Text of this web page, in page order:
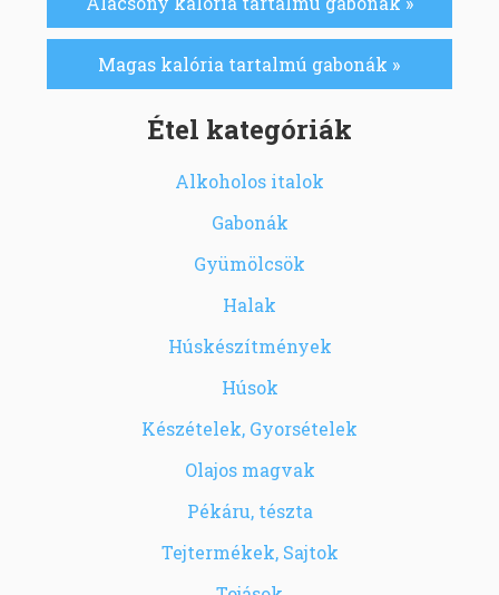
Magas kalória tartalmú gabonák »
Étel kategóriák
Alkoholos italok
Gabonák
Gyümölcsök
Halak
Húskészítmények
Húsok
Készételek, Gyorsételek
Olajos magvak
Pékáru, tészta
Tejtermékek, Sajtok